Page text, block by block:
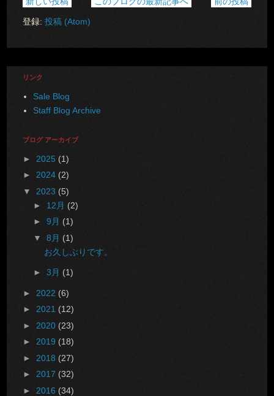
登録: 投稿 (Atom)
リンク
Sale Blog
Staff Blog Archive
ブログ アーカイブ
► 2025 (1)
► 2024 (2)
▼ 2023 (5)
► 12月 (2)
► 9月 (1)
▼ 8月 (1)
お久しぶりです。
► 3月 (1)
► 2022 (6)
► 2021 (12)
► 2020 (23)
► 2019 (18)
► 2018 (27)
► 2017 (32)
► 2016 (34)